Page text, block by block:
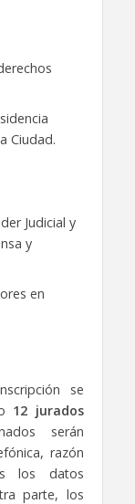
Ciudad.
Judicial y
y
en
se
12 jurados
serán
razón
los datos
parte, los